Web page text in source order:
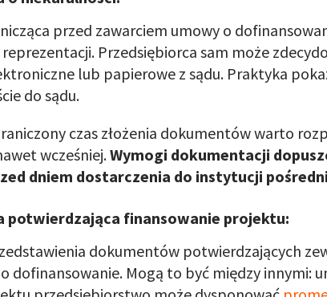
przed zawarciem umowy o
Przedsiębiorca sam może
lub papierowe z sądu. Praktyka
do sądu.
czas złożenia dokumentów warto
wcześniej.Wymogi dokumentacji
dniem dostarczenia do instytucji
potwierdzająca finansowanie projektu:
dokumentów potwierdzających
dofinansowanie. Mogą to być między innymi: